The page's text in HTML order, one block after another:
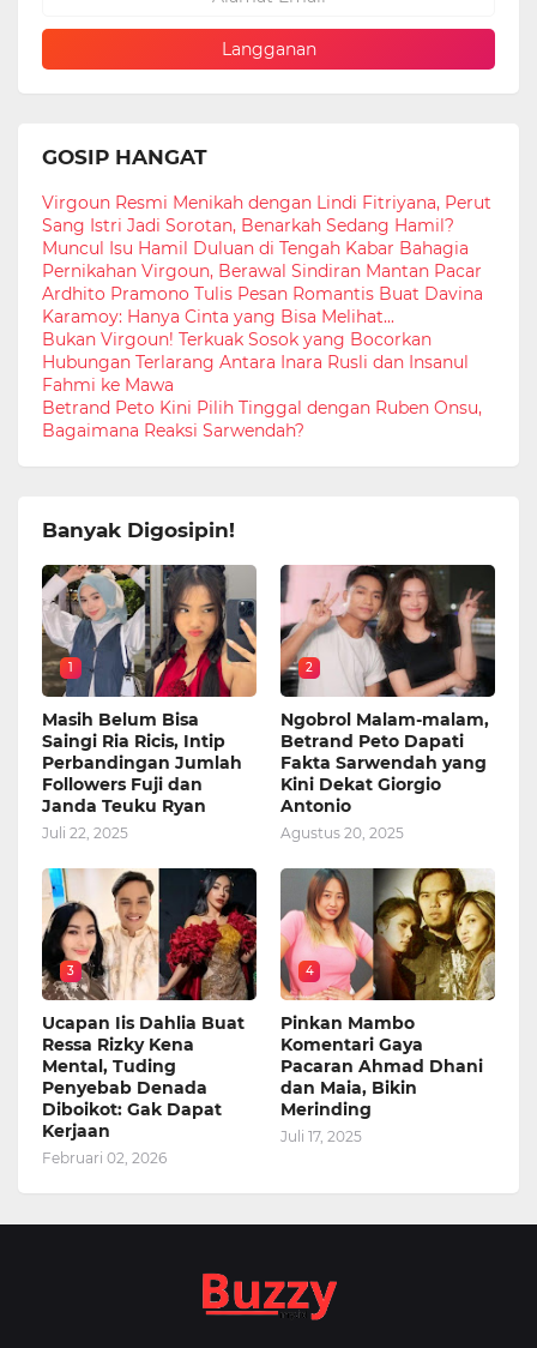
GOSIP HANGAT
Virgoun Resmi Menikah dengan Lindi Fitriyana, Perut
Sang Istri Jadi Sorotan, Benarkah Sedang Hamil?
Muncul Isu Hamil Duluan di Tengah Kabar Bahagia
Pernikahan Virgoun, Berawal Sindiran Mantan Pacar
Ardhito Pramono Tulis Pesan Romantis Buat Davina
Karamoy: Hanya Cinta yang Bisa Melihat...
Bukan Virgoun! Terkuak Sosok yang Bocorkan
Hubungan Terlarang Antara Inara Rusli dan Insanul
Fahmi ke Mawa
Betrand Peto Kini Pilih Tinggal dengan Ruben Onsu,
Bagaimana Reaksi Sarwendah?
Banyak Digosipin!
1
Masih Belum Bisa
Saingi Ria Ricis, Intip
Perbandingan Jumlah
Followers Fuji dan
Janda Teuku Ryan
Juli 22, 2025
2
Ngobrol Malam-malam,
Betrand Peto Dapati
Fakta Sarwendah yang
Kini Dekat Giorgio
Antonio
Agustus 20, 2025
3
Ucapan Iis Dahlia Buat
Ressa Rizky Kena
Mental, Tuding
Penyebab Denada
Diboikot: Gak Dapat
Kerjaan
Februari 02, 2026
4
Pinkan Mambo
Komentari Gaya
Pacaran Ahmad Dhani
dan Maia, Bikin
Merinding
Juli 17, 2025